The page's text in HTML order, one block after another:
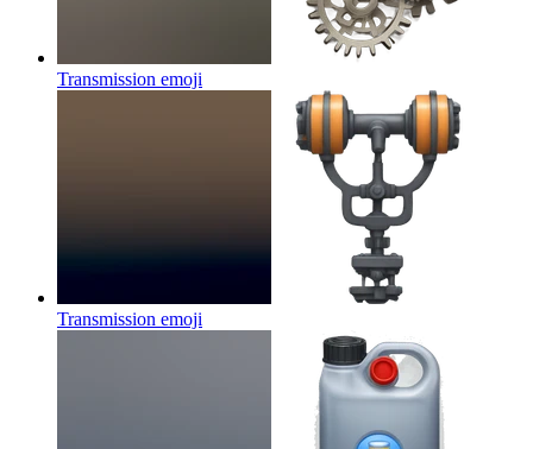
Transmission emoji
Transmission emoji